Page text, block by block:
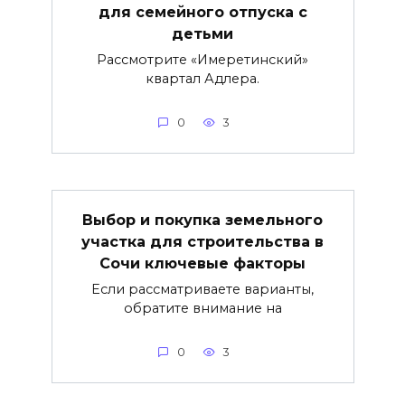
для семейного отпуска с
детьми
Рассмотрите «Имеретинский»
квартал Адлера.
0 3
Выбор и покупка земельного
участка для строительства в
Сочи ключевые факторы
Если рассматриваете варианты,
обратите внимание на
0 3